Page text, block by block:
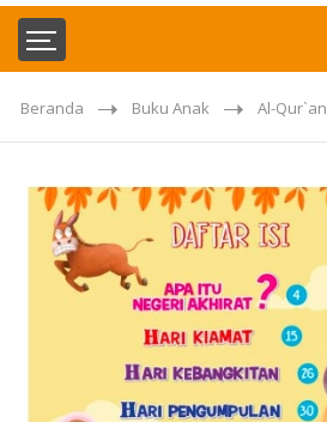
Beranda Buku Anak Al-Qur`an